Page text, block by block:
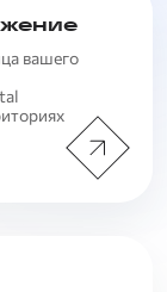
вашего